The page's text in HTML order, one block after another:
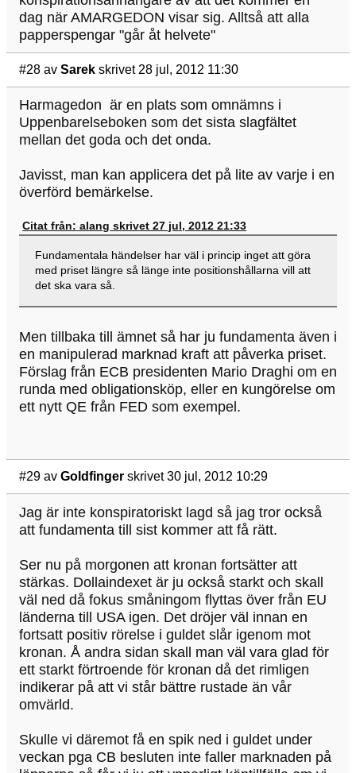
dag när AMARGEDON visar sig. Alltså att alla
papperspengar "går åt helvete"
#28 av Sarek skrivet 28 jul, 2012 11:30
Harmagedon är en plats som omnämns i
Uppenbarelseboken som det sista slagfältet
mellan det goda och det onda.
Javisst, man kan applicera det på lite av varje i en
överförd bemärkelse.
Citat från: alang skrivet 27 jul, 2012 21:33
Fundamentala händelser har väl i princip inget att göra
med priset längre så länge inte positionshållarna vill att
det ska vara så.
Men tillbaka till ämnet så har ju fundamenta även i
en manipulerad marknad kraft att påverka priset.
Förslag från ECB presidenten Mario Draghi om en
runda med obligationsköp, eller en kungörelse om
ett nytt QE från FED som exempel.
#29 av Goldfinger skrivet 30 jul, 2012 10:29
Jag är inte konspiratoriskt lagd så jag tror också
att fundamenta till sist kommer att få rätt.
Ser nu på morgonen att kronan fortsätter att
stärkas. Dollaindexet är ju också starkt och skall
väl ned då fokus småningom flyttas över från EU
länderna till USA igen. Det dröjer väl innan en
fortsatt positiv rörelse i guldet slår igenom mot
kronan. Å andra sidan skall man väl vara glad för
ett starkt förtroende för kronan då det rimligen
indikerar på att vi står bättre rustade än vår
omvärld.
Skulle vi däremot få en spik ned i guldet under
veckan pga CB besluten inte faller marknaden på